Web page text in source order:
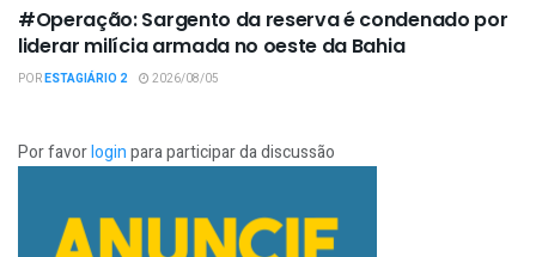
#Operação: Sargento da reserva é condenado por
liderar milícia armada no oeste da Bahia
PORESTAGIÁRIO 2 2026/08/05
Por favorloginpara participar da discussão